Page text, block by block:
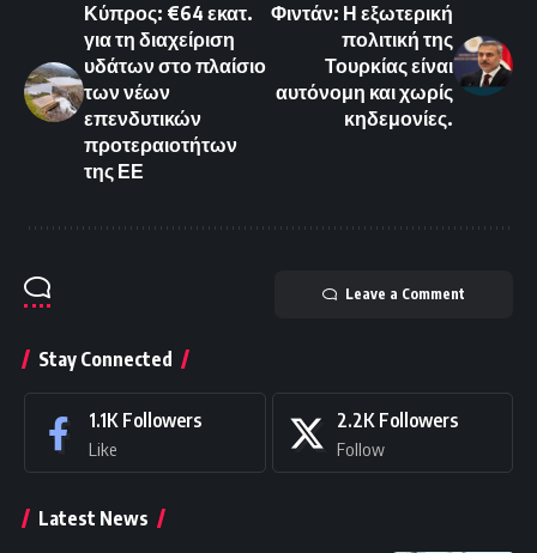
Κύπρος: €64 εκατ.
για τη διαχείριση
υδάτων στο πλαίσιο
των νέων
επενδυτικών
προτεραιοτήτων
της ΕΕ
Φιντάν: Η εξωτερική
πολιτική της
Τουρκίας είναι
αυτόνομη και χωρίς
κηδεμονίες.
Leave a Comment
Stay Connected
1.1K Followers
Like
2.2K Followers
Follow
Latest News